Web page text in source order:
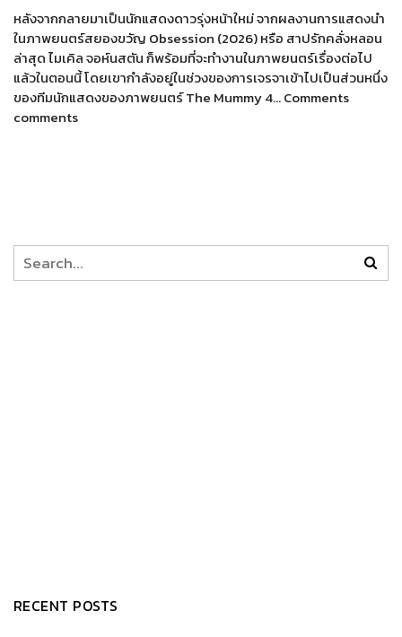
หลังจากกลายมาเป็นนักแสดงดาวรุ่งหน้าใหม่ จากผลงานการแสดงนำ
ในภาพยนตร์สยองขวัญ Obsession (2026) หรือ สาปรักคลั่งหลอน
ล่าสุด ไมเคิล จอห์นสตัน ก็พร้อมที่จะทำงานในภาพยนตร์เรื่องต่อไป
แล้วในตอนนี้ โดยเขากำลังอยู่ในช่วงของการเจรจาเข้าไปเป็นส่วนหนึ่ง
ของทีมนักแสดงของภาพยนตร์ The Mummy 4… Comments
comments
RECENT POSTS